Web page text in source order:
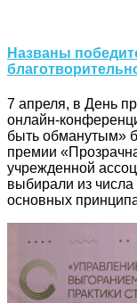
Названы
7 апреля, в День
онлайн-
быть обманутым»
премии
учрежденной
выбирали из
основных